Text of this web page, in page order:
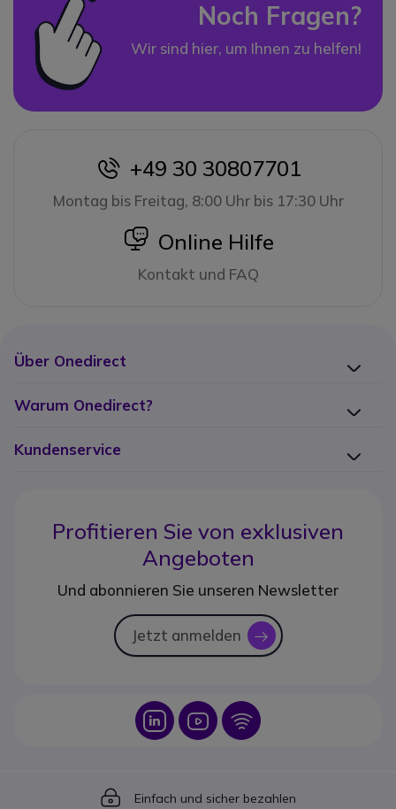
Noch Fragen?
Wir sind hier, um Ihnen zu helfen!
icon
+49 30 30807701
Montag bis Freitag, 8:00 Uhr bis 17:30 Uhr
icon
Online Hilfe
Kontakt und FAQ
Über Onedirect
Warum Onedirect?
Kundenservice
Profitieren Sie von exklusiven
Angeboten
Und abonnieren Sie unseren Newsletter
Jetzt anmelden icon
Icon Icon Icon
Icon
Einfach und sicher bezahlen